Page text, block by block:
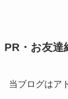
PR・お友達
当ブログはア